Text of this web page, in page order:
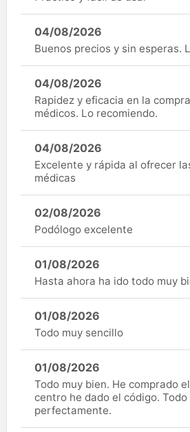
04/08/2026
Buenos precios y sin esperas.
04/08/2026
Rapidez y eficacia en la
médicos. Lo recomiendo.
04/08/2026
Excelente y rápida al ofrecer
médicas
02/08/2026
Podólogo excelente
01/08/2026
Hasta ahora ha ido todo muy
01/08/2026
Todo muy sencillo
01/08/2026
Todo muy bien. He comprado
centro he dado el código.
perfectamente.